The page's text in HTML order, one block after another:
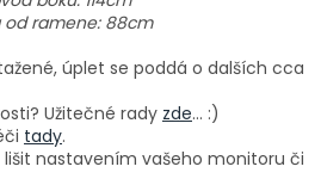
od ramene: 88cm
úplet se poddá o dalších cca
Užitečné rady zde... :)
tady.
lišit nastavením vašeho monitoru či